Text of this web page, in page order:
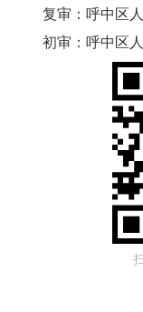
复审： 呼中区
初审： 呼中区